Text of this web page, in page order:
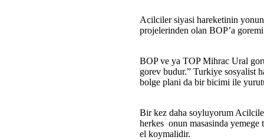
Acilciler siyasi hareketinin
projelerinden olan BOP’a
BOP ve ya TOP Mihrac Ural
gorev budur.” Turkiye sosyalist
bolge plani da bir bicimi ile
Bir kez daha soyluyorum
herkes onun masasinda
el koymalidir.